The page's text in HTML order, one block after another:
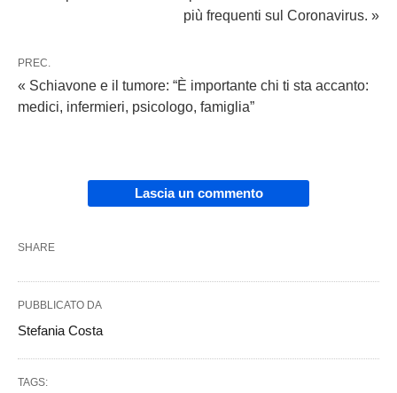
più frequenti sul Coronavirus. »
PREC.
« Schiavone e il tumore: “È importante chi ti sta accanto:
medici, infermieri, psicologo, famiglia”
Lascia un commento
SHARE
PUBBLICATO DA
Stefania Costa
TAGS: